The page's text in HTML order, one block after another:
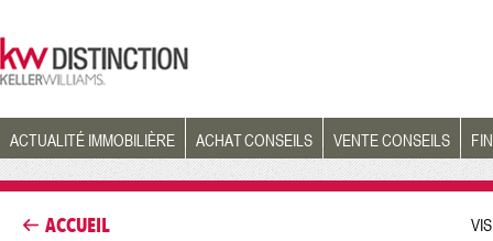
ACTUALITÉ IMMOBILIÈRE ACHAT CONSEILS VENTE CONSEILS
ACCUEIL